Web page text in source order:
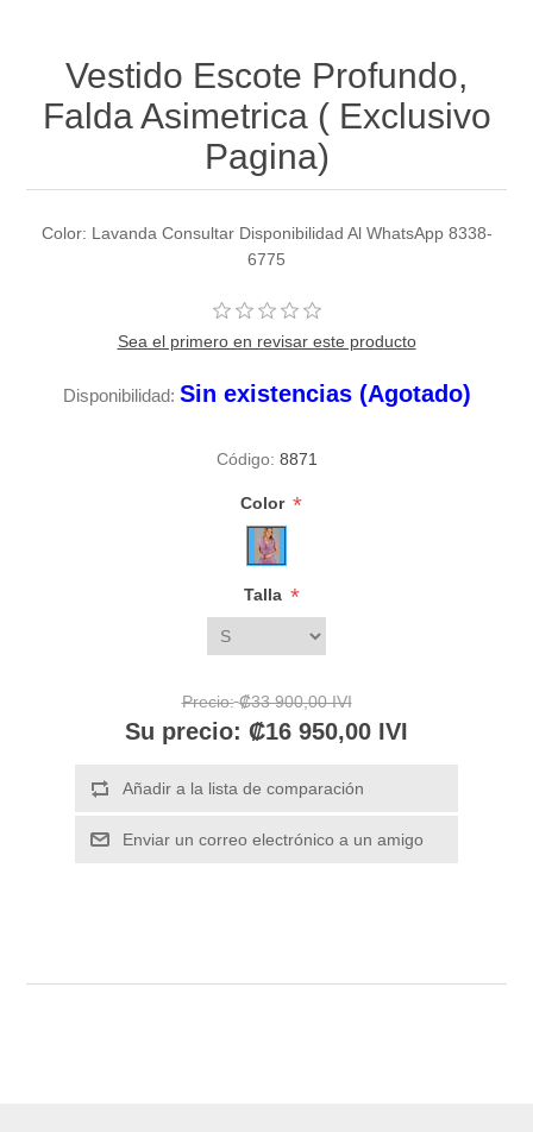
Vestido Escote Profundo,
Falda Asimetrica ( Exclusivo
Pagina)
Color: Lavanda Consultar Disponibilidad Al WhatsApp 8338-
6775
Sea el primero en revisar este producto
Disponibilidad: Sin existencias (Agotado)
Código: 8871
Color *
Talla *
Precio: ₡33 900,00 IVI
Su precio: ₡16 950,00 IVI